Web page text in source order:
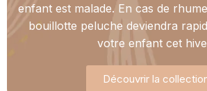
enfant est malade. En cas de
bouillotte peluche deviendra
votre enfant cet
Découvrir la